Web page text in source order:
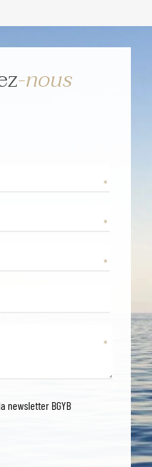
-nous
newsletter BGYB